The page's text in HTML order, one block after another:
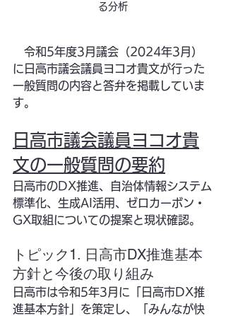
る分析
令和5年度3月議会（2024年3月）
に日高市議会議員ヨコオ貴文が行った
一般質問の内容と答弁を掲載していま
す。
日高市議会議員ヨコオ貴
文の一般質問の要約
日高市のDX推進、自治体情報システム
標準化、生成AI活用、ゼロカーボン・
GX取組についての提案と現状確認。
トピック1. 日高市DX推進基本
方針と今後の取り組み
日高市は令和5年3月に「日高市DX推
進基本方針」を策定し、「みんなが快